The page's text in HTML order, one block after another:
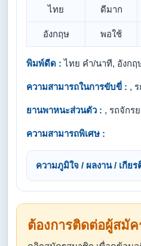
ไทย ดีมาก
อังกฤษ พอใช้
พิมพ์ดีด : ไทย คำ/นาที, อังกฤ
ความสามารถในการขับขี่ : ,
ยานพาหนะส่วนตัว : , รถจักร
ความสามารถพิเศษ :
ความภูมิใจ / ผลงาน / เกีย
ต้องการติดต่อผู้สมั